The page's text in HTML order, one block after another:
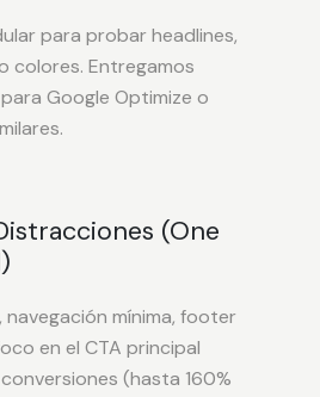
para probar headlines,
colores. Entregamos
Google Optimize o
(One
navegación mínima, footer
en el CTA principal
(hasta 160%